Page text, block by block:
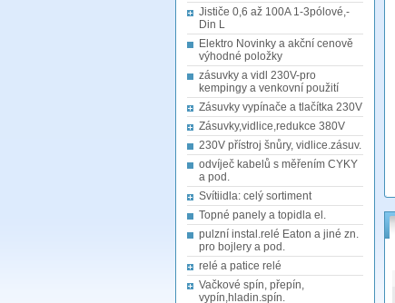
Jističe 0,6 až 100A 1-3pólové,-
Din L
Elektro Novinky a akční cenově
výhodné položky
zásuvky a vidl 230V-pro
kempingy a venkovní použití
Zásuvky vypínače a tlačítka 230V
Zásuvky,vidlice,redukce 380V
230V přístroj šnůry, vidlice.zásuv.
odvíječ kabelů s měřením CYKY
a pod.
Svítiidla: celý sortiment
Topné panely a topidla el.
pulzní instal.relé Eaton a jiné zn.
pro bojlery a pod.
relé a patice relé
Vačkové spín, přepín,
vypín,hladin.spín.